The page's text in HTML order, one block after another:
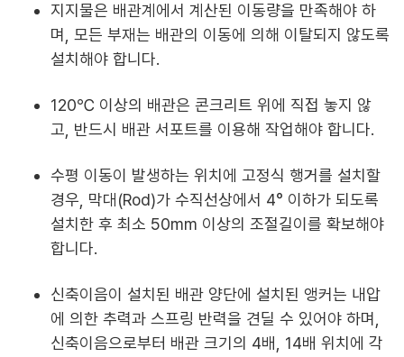
지지물은 배관계에서 계산된 이동량을 만족해야 하
며, 모든 부재는 배관의 이동에 의해 이탈되지 않도록
설치해야 합니다.
120℃ 이상의 배관은 콘크리트 위에 직접 놓지 않
고, 반드시 배관 서포트를 이용해 작업해야 합니다.
수평 이동이 발생하는 위치에 고정식 행거를 설치할
경우, 막대(Rod)가 수직선상에서 4° 이하가 되도록
설치한 후 최소 50mm 이상의 조절길이를 확보해야
합니다.
신축이음이 설치된 배관 양단에 설치된 앵커는 내압
에 의한 추력과 스프링 반력을 견딜 수 있어야 하며,
신축이음으로부터 배관 크기의 4배, 14배 위치에 각